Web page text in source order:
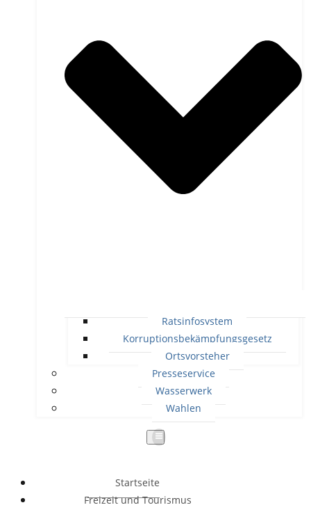
Ratsinfosystem
Korruptionsbekämpfungsgesetz
Ortsvorsteher
Presseservice
Wasserwerk
Wahlen
Startseite
Freizeit und Tourismus